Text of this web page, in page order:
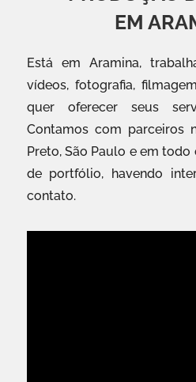
EM
Está em Aramina,
vídeos, fotografia,
quer oferecer seus
Contamos com parceiros
Preto, São Paulo e em
de portfólio, havendo
contato.